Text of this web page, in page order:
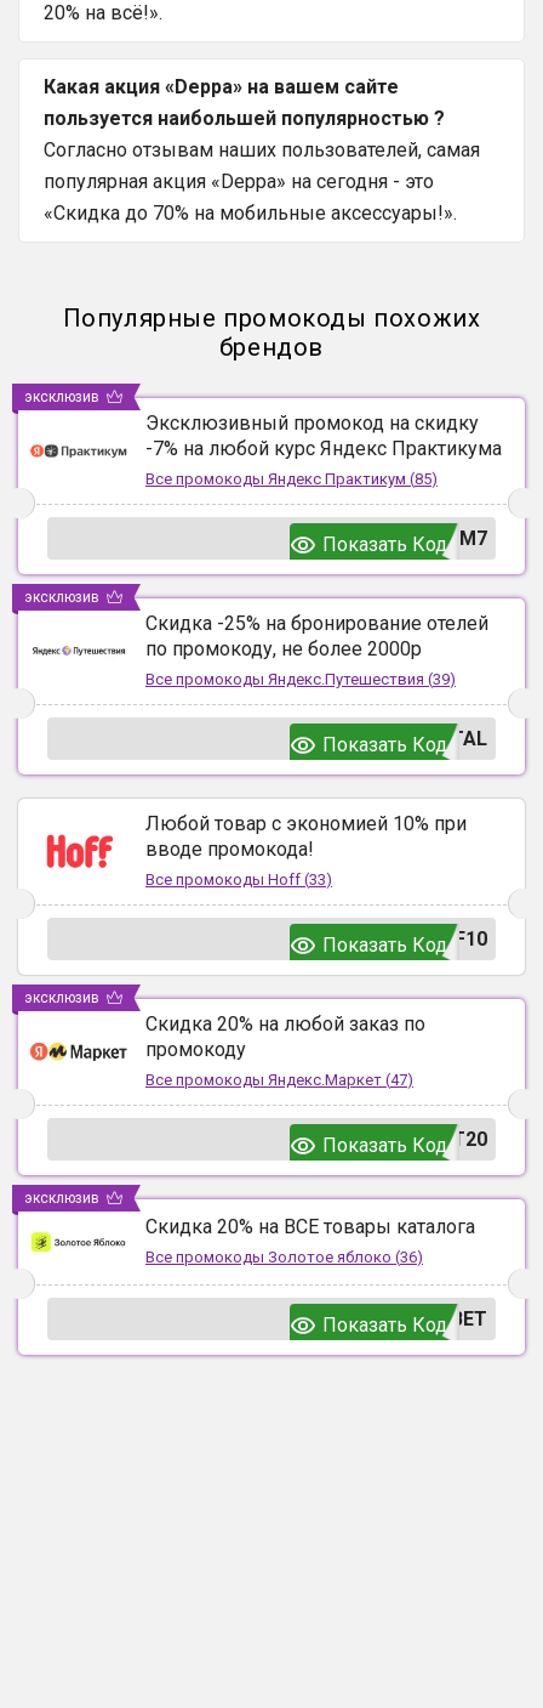
20% на всё!».
Какая акция «Deppa» на вашем сайте
пользуется наибольшей популярностью ?
Согласно отзывам наших пользователей, самая
популярная акция «Deppa» на сегодня - это
«Скидка до 70% на мобильные аксессуары!».
Популярные промокоды похожих
брендов
Эксклюзивный промокод на скидку
-7% на любой курс Яндекс Практикума
Все промокоды Яндекс Практикум (85)
UM7
Показать Код
эксклюзив
Скидка -25% на бронирование отелей
по промокоду, не более 2000р
Все промокоды Яндекс.Путешествия (39)
TAL
Показать Код
эксклюзив
Любой товар с экономией 10% при
вводе промокода!
Все промокоды Hoff (33)
F10
Показать Код
Скидка 20% на любой заказ по
промокоду
Все промокоды Яндекс.Маркет (47)
T20
Показать Код
эксклюзив
Скидка 20% на ВСЕ товары каталога
Все промокоды Золотое яблоко (36)
ВЕТ
Показать Код
эксклюзив